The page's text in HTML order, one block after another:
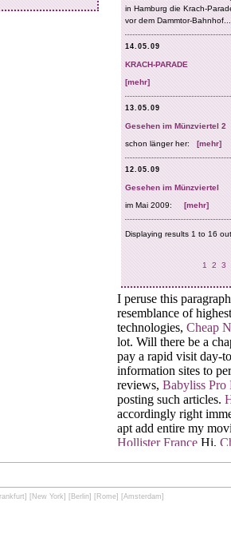
[New York] [Berlin] [Rome] [Amsterdam]